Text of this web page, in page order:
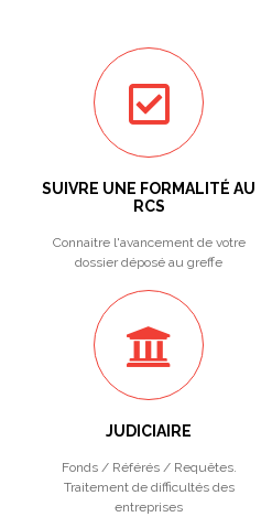
SUIVRE UNE FORMALITÉ AU
RCS
Connaitre l'avancement de votre
dossier déposé au greffe
JUDICIAIRE
Fonds / Référés / Requêtes.
Traitement de difficultés des
entreprises